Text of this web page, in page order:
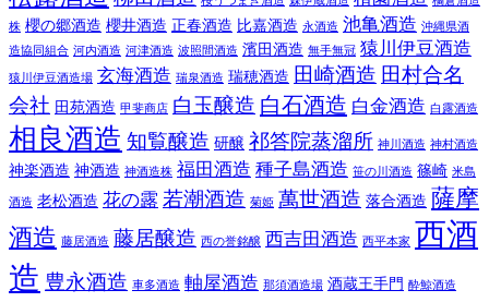
株 櫻の郷酒造 櫻井酒造 正春酒造 比嘉酒造 永酒造 池亀酒造 沖縄県酒
造協同組合 河内酒造 河津酒造 波照間酒造 濱田酒造 無手無冠 猿川伊豆酒造
猿川伊豆酒造場 玄海酒造 瑞泉酒造 瑞穂酒造 田崎酒造 田村合名
会社 田苑酒造 甲斐商店 白玉醸造 白石酒造 白金酒造 白露酒造
相良酒造 知覧醸造 研醸 祁答院蒸溜所 神川酒造 神村酒造
神楽酒造 神酒造 神酒造株 福田酒造 種子島酒造 笹の川酒造 篠崎 米島
酒造 老松酒造 花の露 若潮酒造 菊姫 萬世酒造 落合酒造 薩摩
酒造 藤居酒造 藤居醸造 西の誉銘醸 西吉田酒造 西平本家 西酒
造 豊永酒造 車多酒造 軸屋酒造 那須酒造場 酒蔵王手門 酔鯨酒造